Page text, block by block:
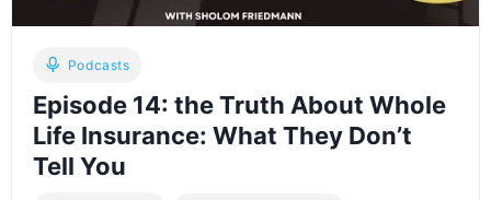
Podcasts
Episode 14: the Truth About Whole
Life Insurance: What They Don’t
Tell You